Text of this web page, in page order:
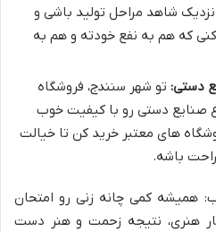
نزدیک شاهد مراحل تولید باشی و
که هم به نفع خودته و هم به
دستی: تو شهر سنندج، فروشگاه
صنایع دستی رو با کیفیت خوب
های معتبر خرید کن تا خیالت
باشه.
همیشه کمی چانه زنی رو امتحان
هنری، نتیجه زحمت و هنر دست